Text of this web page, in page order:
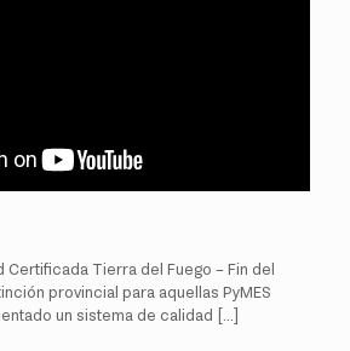
Certificada Tierra del Fuego – Fin del
provincial para aquellas PyMES
un sistema de calidad